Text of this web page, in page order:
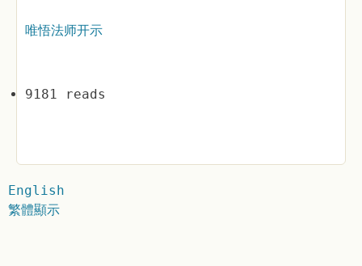
唯悟法师开示
9181 reads
English
繁體顯示